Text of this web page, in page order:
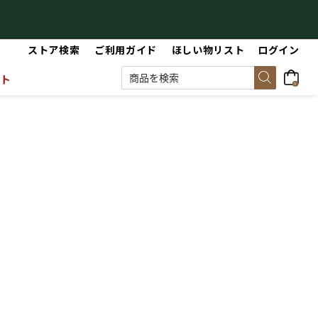
ストア検索 ご利用ガイド ほしい物リスト ログイン
0